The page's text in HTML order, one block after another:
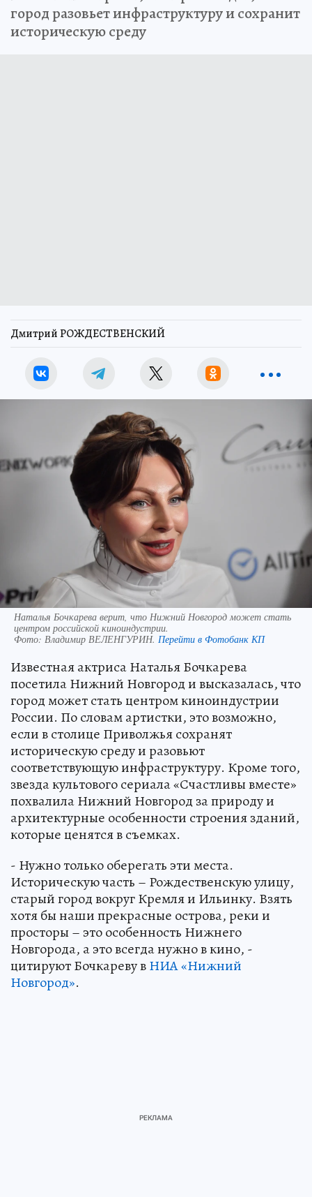
город разовьет инфраструктуру и сохранит
историческую среду
Дмитрий РОЖДЕСТВЕНСКИЙ
Наталья Бочкарева верит, что Нижний Новгород может стать
центром российской киноиндустрии.
Фото: Владимир ВЕЛЕНГУРИН. Перейти в Фотобанк КП
Известная актриса Наталья Бочкарева
посетила Нижний Новгород и высказалась, что
город может стать центром киноиндустрии
России. По словам артистки, это возможно,
если в столице Приволжья сохранят
историческую среду и разовьют
соответствующую инфраструктуру. Кроме того,
звезда культового сериала «Счастливы вместе»
похвалила Нижний Новгород за природу и
архитектурные особенности строения зданий,
которые ценятся в съемках.
- Нужно только оберегать эти места.
Историческую часть – Рождественскую улицу,
старый город вокруг Кремля и Ильинку. Взять
хотя бы наши прекрасные острова, реки и
просторы – это особенность Нижнего
Новгорода, а это всегда нужно в кино, -
цитируют Бочкареву вНИА «Нижний
Новгород».